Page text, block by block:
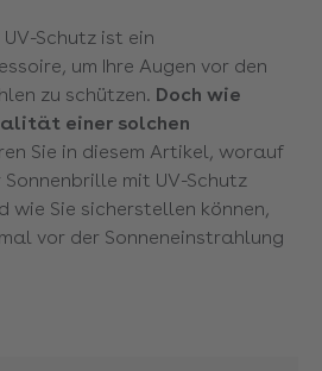
Schutz ist ein
um Ihre Augen vor den
zu schützen. Doch wie
einer solchen
Sie in diesem Artikel, worauf
mit UV-Schutz
wie Sie sicherstellen können,
vor der Sonneneinstrahlung